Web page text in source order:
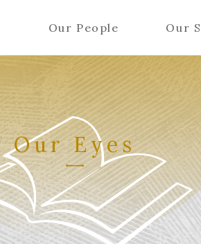
Our People Our
Our Eyes